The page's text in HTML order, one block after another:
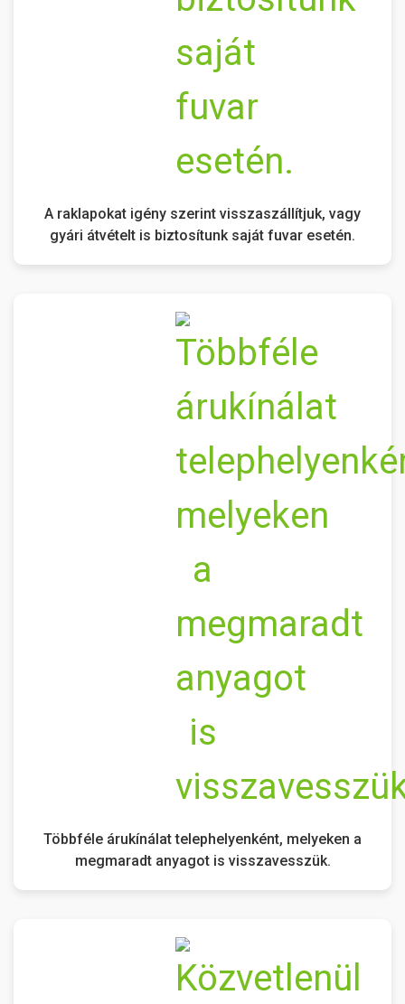
A raklapokat igény szerint visszaszállítjuk, vagy
gyári átvételt is biztosítunk saját fuvar esetén.
Többféle árukínálat telephelyenként, melyeken a
megmaradt anyagot is visszavesszük.